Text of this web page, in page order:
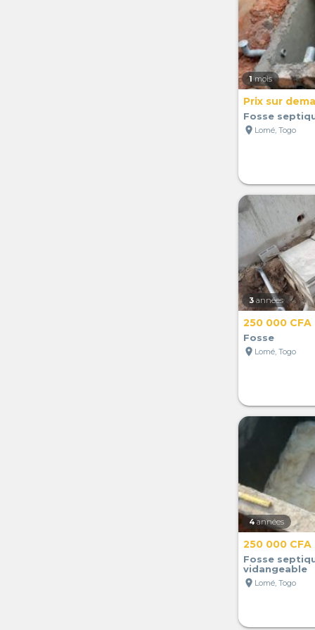
1 mois
Prix sur
Fosse
location_on Lomé, Togo
3 années
250 000 CFA
Fosse
location_on Lomé, Togo
4 années
250 000 CFA
Fosse
vidangeable
location_on Lomé, Togo